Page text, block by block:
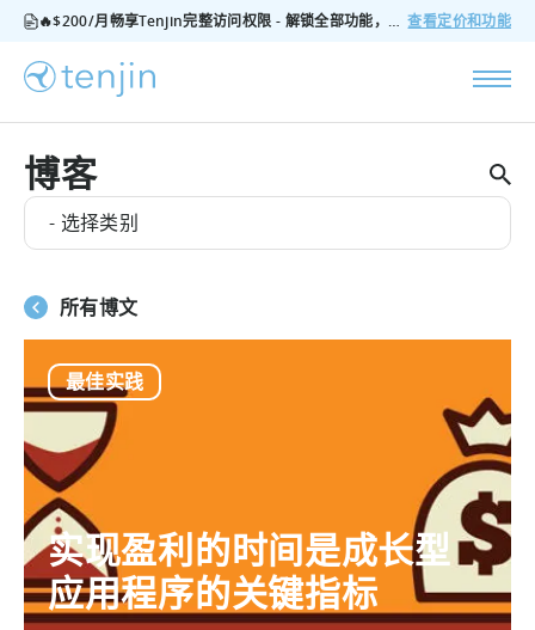
🔥$200/月畅享Tenjin完整访问权限 - 解锁全部功能，无隐藏费用，随时可取消 查看定价和功能
博客
- 选择类别
所有博文
最佳实践
实现盈利的时间是成长型
应用程序的关键指标